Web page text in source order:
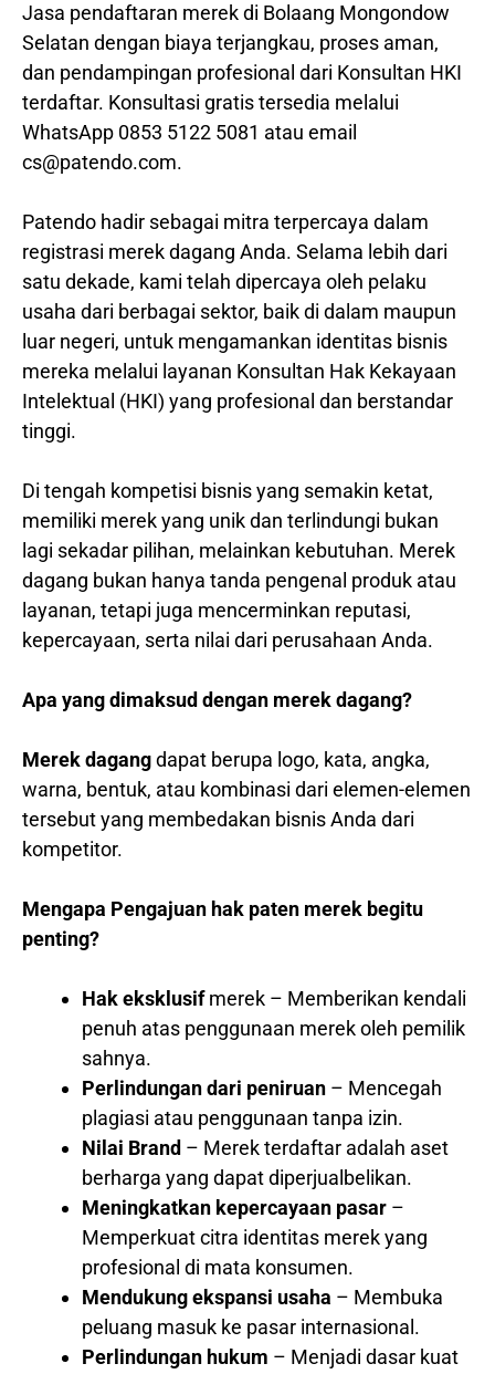
Jasa pendaftaran merek di Bolaang Mongondow
Selatan dengan biaya terjangkau, proses aman,
dan pendampingan profesional dari Konsultan HKI
terdaftar. Konsultasi gratis tersedia melalui
WhatsApp 0853 5122 5081 atau email
cs@patendo.com.
Patendo hadir sebagai mitra terpercaya dalam
registrasi merek dagang Anda. Selama lebih dari
satu dekade, kami telah dipercaya oleh pelaku
usaha dari berbagai sektor, baik di dalam maupun
luar negeri, untuk mengamankan identitas bisnis
mereka melalui layanan Konsultan Hak Kekayaan
Intelektual (HKI) yang profesional dan berstandar
tinggi.
Di tengah kompetisi bisnis yang semakin ketat,
memiliki merek yang unik dan terlindungi bukan
lagi sekadar pilihan, melainkan kebutuhan. Merek
dagang bukan hanya tanda pengenal produk atau
layanan, tetapi juga mencerminkan reputasi,
kepercayaan, serta nilai dari perusahaan Anda.
Apa yang dimaksud dengan merek dagang?
Merek dagangdapat berupa logo, kata, angka,
warna, bentuk, atau kombinasi dari elemen-elemen
tersebut yang membedakan bisnis Anda dari
kompetitor.
Mengapa Pengajuan hak paten merek begitu
penting?
Hak eksklusifmerek – Memberikan kendali
penuh atas penggunaan merek oleh pemilik
sahnya.
Perlindungan dari peniruan – Mencegah
plagiasi atau penggunaan tanpa izin.
Nilai Brand – Merek terdaftar adalah aset
berharga yang dapat diperjualbelikan.
Meningkatkan kepercayaan pasar –
Memperkuat citra identitas merek yang
profesional di mata konsumen.
Mendukung ekspansi usaha – Membuka
peluang masuk ke pasar internasional.
Perlindungan hukum – Menjadi dasar kuat